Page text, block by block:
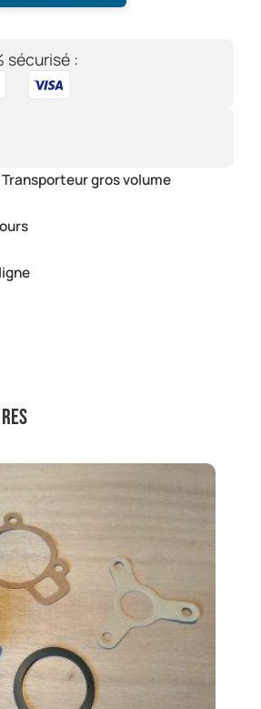
sécurisé :
gros volume